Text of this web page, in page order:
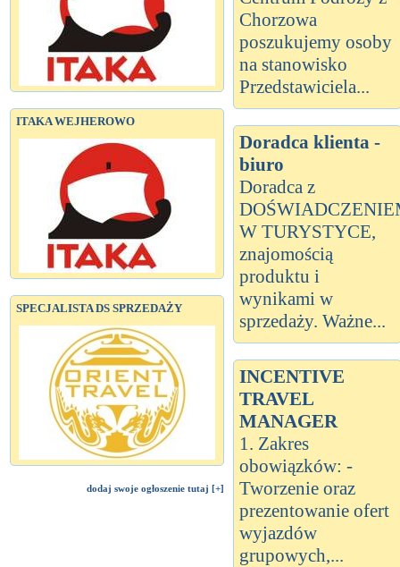
ITAKA WEJHEROWO
SPECJALISTA DS SPRZEDAŻY
dodaj swoje ogłoszenie tutaj [+]
Chorzowa
poszukujemy osoby
na stanowisko
Przedstawiciela...
Doradca klienta -
biuro
Doradca z
W TURYSTYCE,
znajomością
produktu i
wynikami w
sprzedaży. Ważne...
INCENTIVE
TRAVEL
MANAGER
1. Zakres
obowiązków: -
Tworzenie oraz
prezentowanie ofert
wyjazdów
grupowych,...